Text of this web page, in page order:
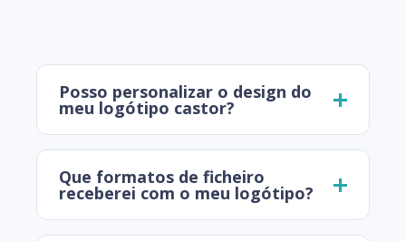
Posso personalizar o design do
meu logótipo castor?
Que formatos de ficheiro
receberei com o meu logótipo?